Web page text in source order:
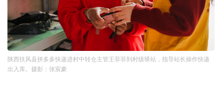
陕西扶风县拼多多快递进村中转仓主管王菲菲到村级驿站，指导站长操作快递
出入库。摄影：张宸豪